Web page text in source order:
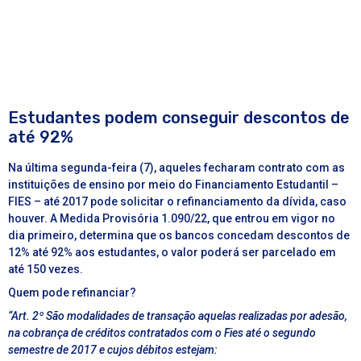
Estudantes podem conseguir descontos de
até 92%
Na última segunda-feira (7), aqueles fecharam contrato com as
instituições de ensino por meio do Financiamento Estudantil –
FIES – até 2017 pode solicitar o refinanciamento da dívida, caso
houver. A Medida Provisória 1.090/22, que entrou em vigor no
dia primeiro, determina que os bancos concedam descontos de
12% até 92% aos estudantes, o valor poderá ser parcelado em
até 150 vezes.
Quem pode refinanciar?
“Art. 2º São modalidades de transação aquelas realizadas por adesão,
na cobrança de créditos contratados com o Fies até o segundo
semestre de 2017 e cujos débitos estejam: